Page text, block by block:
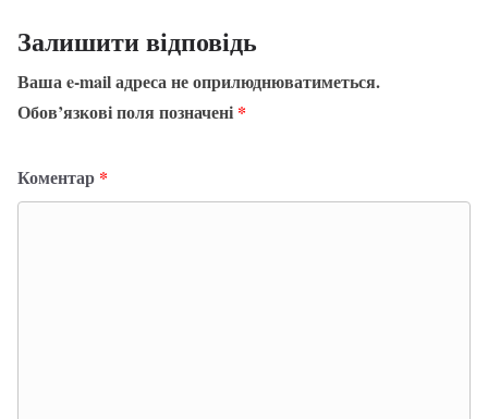
Залишити відповідь
Ваша e-mail адреса не оприлюднюватиметься.
Обов’язкові поля позначені *
Коментар *